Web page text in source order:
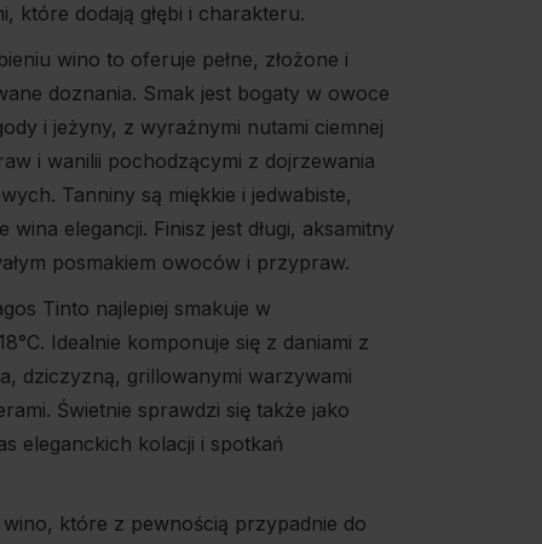
które dodają głębi i charakteru.
wino to oferuje pełne, złożone i
doznania. Smak jest bogaty w owoce
i jeżyny, z wyraźnymi nutami ciemnej
i wanilii pochodzącymi z dojrzewania
Tanniny są miękkie i jedwabiste,
wina elegancji. Finisz jest długi, aksamitny
posmakiem owoców i przypraw.
Tinto najlepiej smakuje w
Idealnie komponuje się z daniami z
dziczyzną, grillowanymi warzywami
Świetnie sprawdzi się także jako
eleganckich kolacji i spotkań
które z pewnością przypadnie do